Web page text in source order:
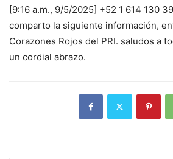
[9:16 a.m., 9/5/2025] +52 1 614 130
comparto la siguiente información,
Corazones Rojos del PRI. saludos a
un cordial abrazo.